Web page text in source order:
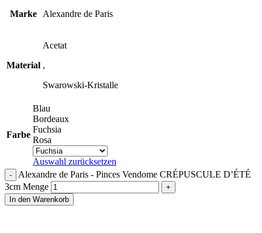
Marke Alexandre de Paris
Material
Acetat
,
Swarowski-Kristalle
Farbe
Blau
Bordeaux
Fuchsia
Rosa
Auswahl zurücksetzen
Alexandre de Paris - Pinces Vendome CRÉPUSCULE D’ÉTÉ
3cm Menge
In den Warenkorb